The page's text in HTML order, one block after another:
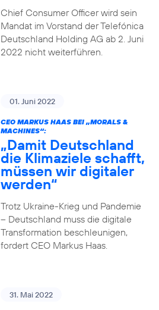
Chief Consumer Officer wird sein
Mandat im Vorstand der Telefónica
Deutschland Holding AG ab 2. Juni
2022 nicht weiterführen.
01. Juni 2022
CEO MARKUS HAAS BEI „MORALS &
MACHINES“:
„Damit Deutschland
die Klimaziele schafft,
müssen wir digitaler
werden“
Trotz Ukraine-Krieg und Pandemie
– Deutschland muss die digitale
Transformation beschleunigen,
fordert CEO Markus Haas.
31. Mai 2022